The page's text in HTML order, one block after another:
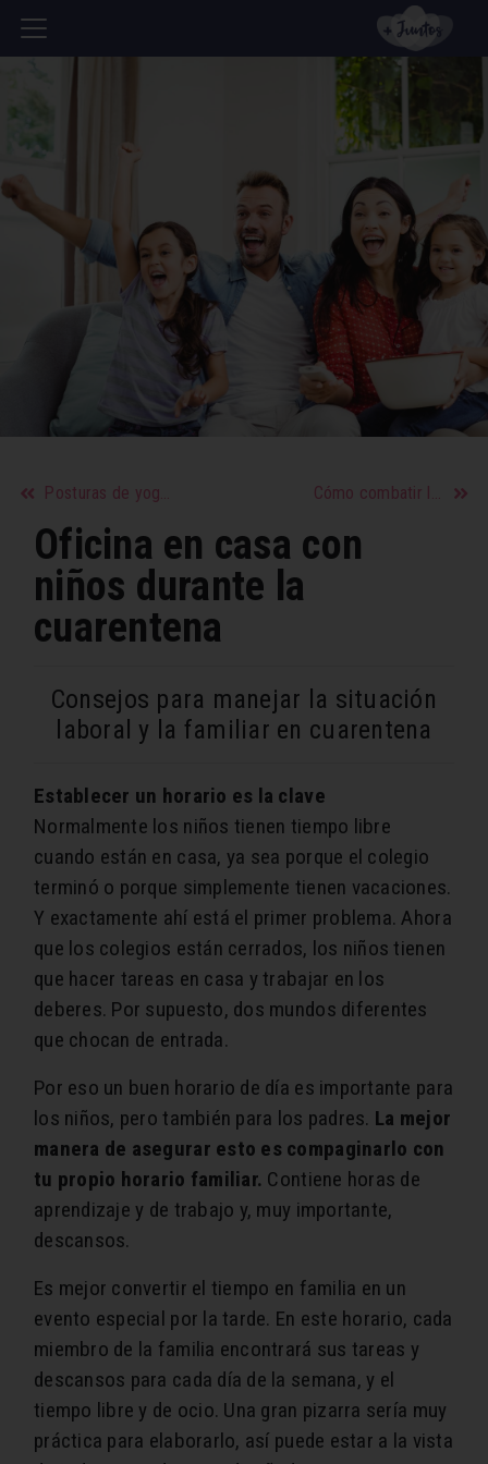
Posturas de yoga para pasar la cuarentena en casa Cómo combatir la ansiedad en tiempos de cuarentena
Oficina en casa con
niños durante la
cuarentena
Consejos para manejar la situación
laboral y la familiar en cuarentena
Establecer un horario es la clave
Normalmente los niños tienen tiempo libre
cuando están en casa, ya sea porque el colegio
terminó o porque simplemente tienen vacaciones.
Y exactamente ahí está el primer problema. Ahora
que los colegios están cerrados, los niños tienen
que hacer tareas en casa y trabajar en los
deberes. Por supuesto, dos mundos diferentes
que chocan de entrada.
Por eso un buen horario de día es importante para
los niños, pero también para los padres. La mejor
manera de asegurar esto es compaginarlo con
tu propio horario familiar. Contiene horas de
aprendizaje y de trabajo y, muy importante,
descansos.
Es mejor convertir el tiempo en familia en un
evento especial por la tarde. En este horario, cada
miembro de la familia encontrará sus tareas y
descansos para cada día de la semana, y el
tiempo libre y de ocio. Una gran pizarra sería muy
práctica para elaborarlo, así puede estar a la vista